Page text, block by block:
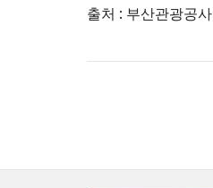
출처 : 부산관광공사